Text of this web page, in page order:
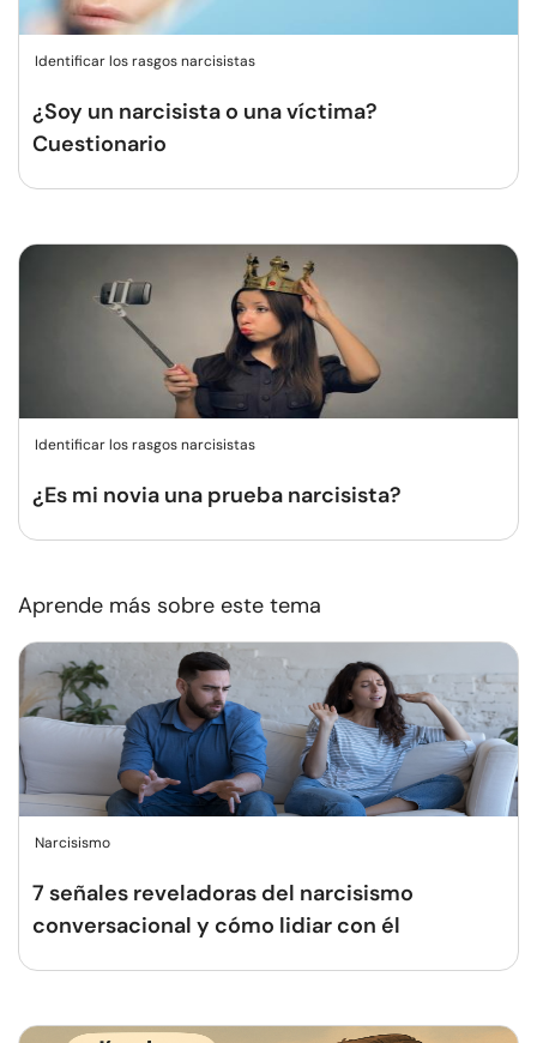
Identificar los rasgos narcisistas
¿Soy un narcisista o una víctima?
Cuestionario
Identificar los rasgos narcisistas
¿Es mi novia una prueba narcisista?
Aprende más sobre este tema
Narcisismo
7 señales reveladoras del narcisismo
conversacional y cómo lidiar con él